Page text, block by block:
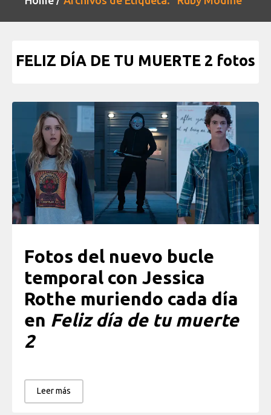
FELIZ DÍA DE TU MUERTE 2 fotos
Fotos del nuevo bucle
temporal con Jessica
Rothe muriendo cada día
en Feliz día de tu muerte
2
Leer más